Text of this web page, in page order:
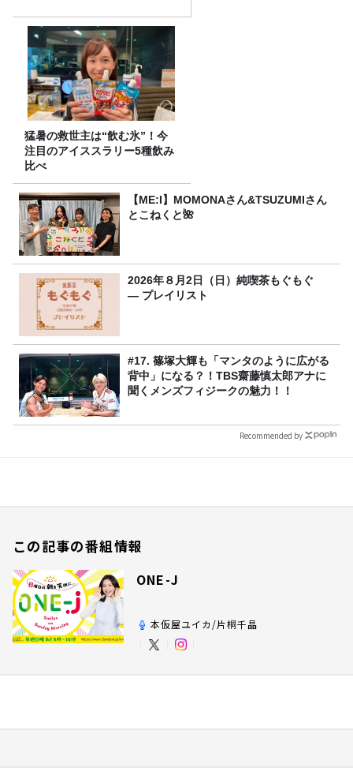
猛暑の救世主は“飲む氷”！今
注目のアイススラリー5種飲み
比べ
【ME:I】MOMONAさん&TSUZUMIさん
とこねくと🌺
2026年８月2日（日）純喫茶もぐもぐ
― プレイリスト
#17. 篠塚大輝も「マンタのように広がる
背中」になる？！TBS齋藤慎太郎アナに
聞くメンズフィジークの魅力！！
Recommended by
この記事の番組情報
ONE-J
本仮屋ユイカ/片桐千晶